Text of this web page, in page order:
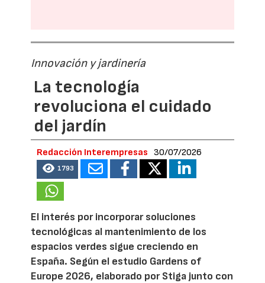
Innovación y jardinería
La tecnología
revoluciona el cuidado
del jardín
Redacción Interempresas 30/07/2026
1793
El interés por incorporar soluciones
tecnológicas al mantenimiento de los
espacios verdes sigue creciendo en
España. Según el estudio Gardens of
Europe 2026, elaborado por Stiga junto con